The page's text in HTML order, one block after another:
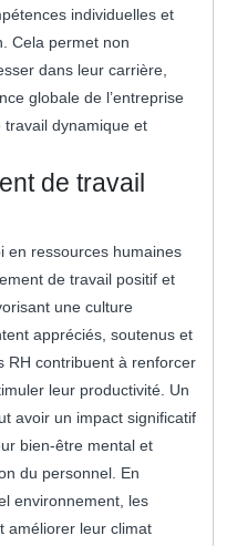
individuelles et
Cela permet non
dans leur carrière,
globale de l’entreprise
dynamique et
de travail
en ressources humaines
de travail positif et
une culture
appréciés, soutenus et
RH contribuent à renforcer
leur productivité. Un
avoir un impact significatif
bien-être mental et
du personnel. En
environnement, les
améliorer leur climat